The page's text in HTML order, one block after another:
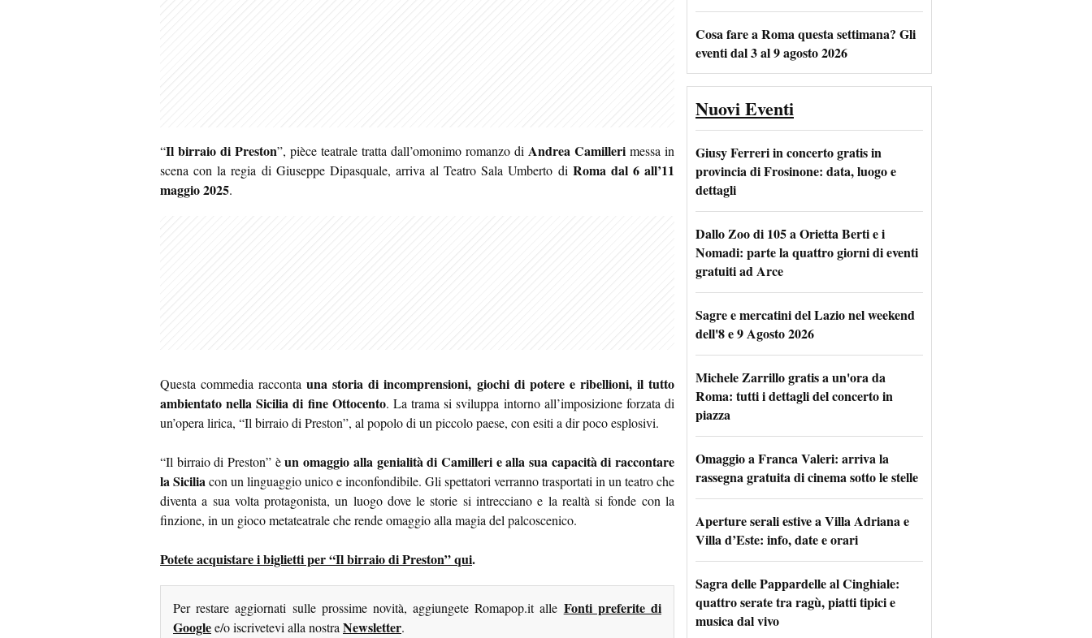
“Il birraio di Preston”, pièce teatrale tratta dall’omonimo romanzo di Andrea Camilleri messa in
scena con la regia di Giuseppe Dipasquale, arriva al Teatro Sala Umberto di Roma dal 6 all’11
maggio 2025.
Questa commedia raccontauna storia di incomprensioni, giochi di potere e ribellioni, il tutto
ambientato nella Sicilia di fine Ottocento. La trama si sviluppa intorno all’imposizione forzata di
un’opera lirica, “Il birraio di Preston”, al popolo di un piccolo paese, con esiti a dir poco esplosivi.
“Il birraio di Preston” èun omaggio alla genialità di Camilleri e alla sua capacità di raccontare
la Siciliacon un linguaggio unico e inconfondibile. Gli spettatori verranno trasportati in un teatro che
diventa a sua volta protagonista, un luogo dove le storie si intrecciano e la realtà si fonde con la
finzione, in un gioco metateatrale che rende omaggio alla magia del palcoscenico.
Potete acquistare i biglietti per “Il birraio di Preston” qui.
Per restare aggiornati sulle prossime novità, aggiungete Romapop.it alle Fonti preferite di
Googlee/o iscrivetevi alla nostraNewsletter.
Cosa fare a Roma questa settimana? Gli
eventi dal 3 al 9 agosto 2026
Nuovi Eventi
Giusy Ferreri in concerto gratis in
provincia di Frosinone: data, luogo e
dettagli
Dallo Zoo di 105 a Orietta Berti e i
Nomadi: parte la quattro giorni di eventi
gratuiti ad Arce
Sagre e mercatini del Lazio nel weekend
dell'8 e 9 Agosto 2026
Michele Zarrillo gratis a un'ora da
Roma: tutti i dettagli del concerto in
piazza
Omaggio a Franca Valeri: arriva la
rassegna gratuita di cinema sotto le stelle
Aperture serali estive a Villa Adriana e
Villa d’Este: info, date e orari
Sagra delle Pappardelle al Cinghiale:
quattro serate tra ragù, piatti tipici e
musica dal vivo